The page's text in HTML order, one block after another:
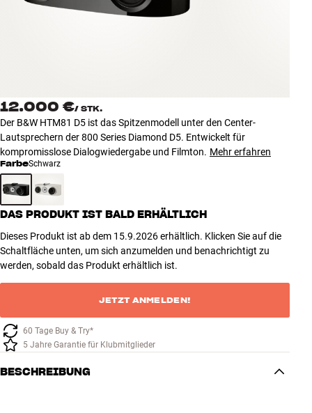
Zubehör
NEUHEITEN
ANGEBOTE
Store Finden
Kundendienst
Anmelden
Kundendienst
Bauen mit Klang
12.000 €/ STK.
Der B&W HTM81 D5 ist das Spitzenmodell unter den Center-
Lautsprechern der 800 Series Diamond D5. Entwickelt für
kompromisslose Dialogwiedergabe und Filmton. Mehr erfahren
FarbeSchwarz
DAS PRODUKT IST BALD ERHÄLTLICH
Dieses Produkt ist ab dem 15.9.2026 erhältlich. Klicken Sie auf die
Schaltfläche unten, um sich anzumelden und benachrichtigt zu
werden, sobald das Produkt erhältlich ist.
JETZT ANMELDEN!
60 Tage Buy & Try*
5 Jahre Garantie für Klubmitglieder
BESCHREIBUNG